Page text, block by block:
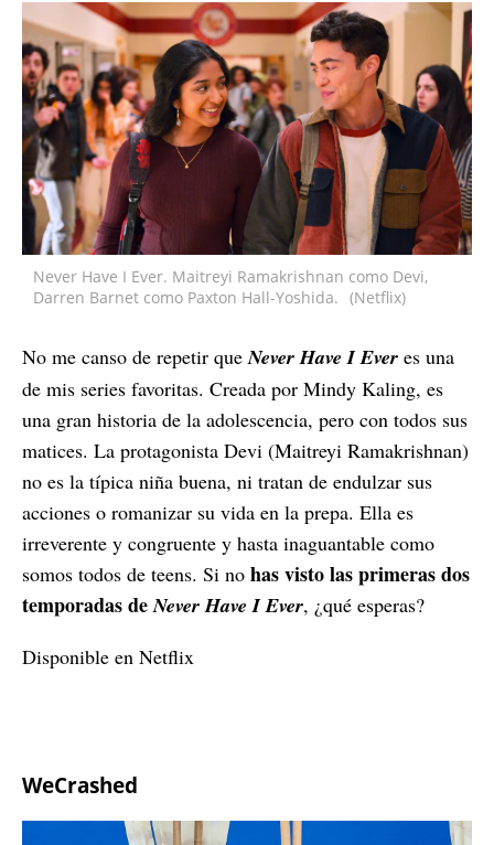
Never Have I Ever. Maitreyi Ramakrishnan como Devi,
Darren Barnet como Paxton Hall-Yoshida. (Netflix)
No me canso de repetir queNever Have I Ever es una
de mis series favoritas. Creada por Mindy Kaling, es
una gran historia de la adolescencia, pero con todos sus
matices. La protagonista Devi (Maitreyi Ramakrishnan)
no es la típica niña buena, ni tratan de endulzar sus
acciones o romanizar su vida en la prepa. Ella es
irreverente y congruente y hasta inaguantable como
somos todos de teens. Si no has visto las primeras dos
temporadas deNever Have I Ever, ¿qué esperas?
Disponible en Netflix
WeCrashed